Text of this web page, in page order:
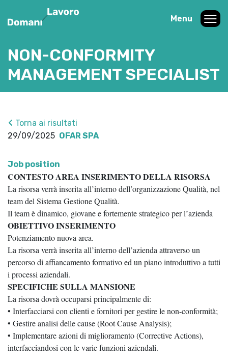
Menu
NON-CONFORMITY
MANAGEMENT SPECIALIST
Torna ai risultati
29/09/2025 OFAR SPA
Job position
CONTESTO AREA INSERIMENTO DELLA RISORSA
La risorsa verrà inserita all’interno dell’organizzazione Qualità, nel
team del Sistema Gestione Qualità.
Il team è dinamico, giovane e fortemente strategico per l’azienda
OBIETTIVO INSERIMENTO
Potenziamento nuova area.
La risorsa verrà inserita all’interno dell’azienda attraverso un
percorso di affiancamento formativo ed un piano introduttivo a tutti
i processi aziendali.
SPECIFICHE SULLA MANSIONE
La risorsa dovrà occuparsi principalmente di:
• Interfacciarsi con clienti e fornitori per gestire le non-conformità;
• Gestire analisi delle cause (Root Cause Analysis);
• Implementare azioni di miglioramento (Corrective Actions),
interfacciandosi con le varie funzioni aziendali.